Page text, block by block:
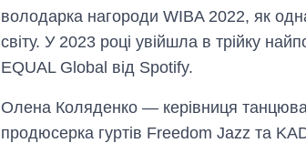
володарка нагороди WIBA 2022, як
світу. У 2023 році увійшла в трійку
EQUAL Global від Spotify.
Олена Коляденко — керівниця
продюсерка гуртів Freedom Jazz та